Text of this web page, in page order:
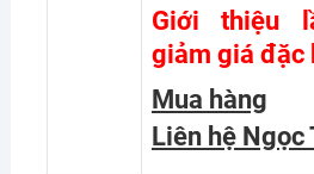
Giới thiệu
giảm giá đặc
Mua hàng
Liên hệ Ngọc